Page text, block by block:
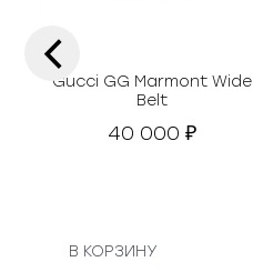
Gucci GG Marmont Wide
Belt
40 000₽
В КОРЗИНУ
‹